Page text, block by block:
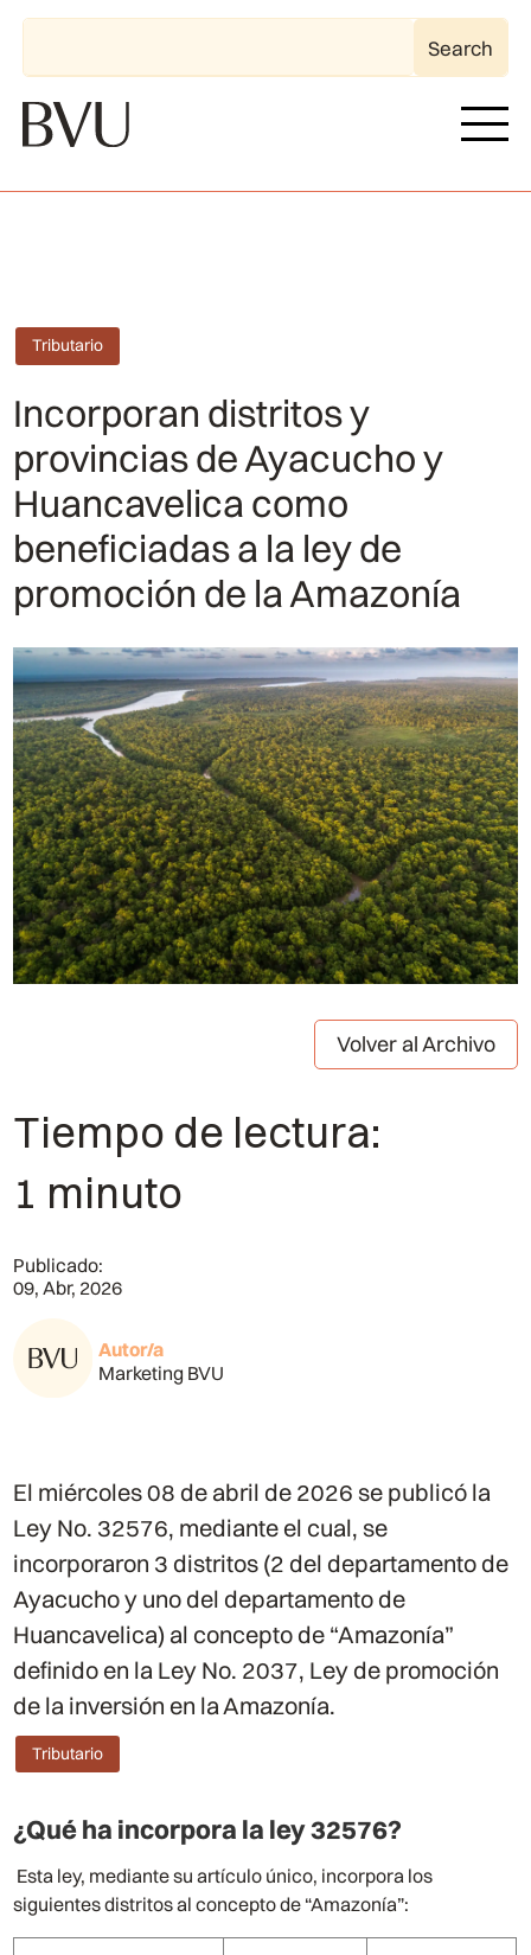
Tributario
Incorporan distritos y
provincias de Ayacucho y
Huancavelica como
beneficiadas a la ley de
promoción de la Amazonía
Volver al Archivo
Tiempo de lectura:
1 minuto
Publicado:
09, Abr, 2026
Autor/a
Marketing BVU
El miércoles 08 de abril de 2026 se publicó la
Ley No. 32576, mediante el cual, se
incorporaron 3 distritos (2 del departamento de
Ayacucho y uno del departamento de
Huancavelica) al concepto de “Amazonía”
definido en la Ley No. 2037, Ley de promoción
de la inversión en la Amazonía.
Tributario
¿Qué ha incorpora la ley32576?
Esta ley, mediante su artículo único, incorpora los
siguientes distritos al concepto de “Amazonía”: